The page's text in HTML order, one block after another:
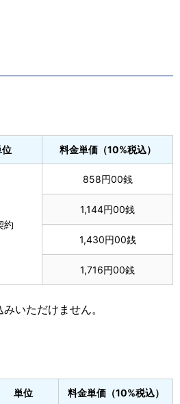
位 料金単価（10%税込）
約
858円00銭
1,144円00銭
1,430円00銭
1,716円00銭
いただけません。
単位 料金単価（10%税込）